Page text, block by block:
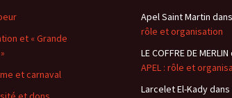
et « Grande
et carnaval
Apel Saint Martin dans
rôle et organisation
LE COFFRE DE MERLIN
APEL : rôle et
Larcelet El-Kadydans